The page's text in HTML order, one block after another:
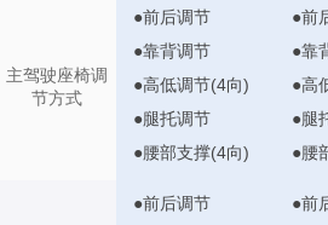
主驾驶座椅调
节方式
●前后调节
●靠背调节
●高低调节(4向)
●腿托调节
●腰部支撑(4向)
●前
●靠
●高
●腿
●腰
●前后调节
●前